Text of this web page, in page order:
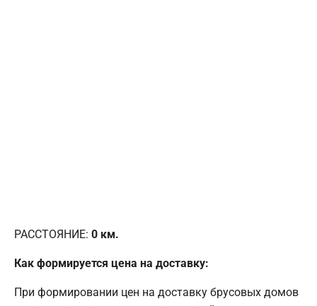
РАССТОЯНИЕ: 0 км.
Как формируется цена на доставку:
При формировании цен на доставку брусовых домов